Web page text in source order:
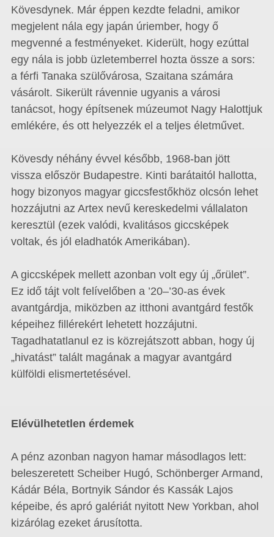
Kövesdynek. Már éppen kezdte feladni, amikor
megjelent nála egy japán úriember, hogy ő
megvenné a festményeket. Kiderült, hogy ezúttal
egy nála is jobb üzletemberrel hozta össze a sors:
a férfi Tanaka szülővárosa, Szaitana számára
vásárolt. Sikerült rávennie ugyanis a városi
tanácsot, hogy építsenek múzeumot Nagy Halottjuk
emlékére, és ott helyezzék el a teljes életművet.
Kövesdy néhány évvel később, 1968-ban jött
vissza először Budapestre. Kinti barátaitól hallotta,
hogy bizonyos magyar giccsfestőkhöz olcsón lehet
hozzájutni az Artex nevű kereskedelmi vállalaton
keresztül (ezek valódi, kvalitásos giccsképek
voltak, és jól eladhatók Amerikában).
A giccsképek mellett azonban volt egy új „őrület”.
Ez idő tájt volt felívelőben a ’20–’30-as évek
avantgárdja, miközben az itthoni avantgárd festők
képeihez fillérekért lehetett hozzájutni.
Tagadhatatlanul ez is közrejátszott abban, hogy új
„hivatást” talált magának a magyar avantgárd
külföldi elismertetésével.
Elévülhetetlen érdemek
A pénz azonban nagyon hamar másodlagos lett:
beleszeretett Scheiber Hugó, Schönberger Armand,
Kádár Béla, Bortnyik Sándor és Kassák Lajos
képeibe, és apró galériát nyitott New Yorkban, ahol
kizárólag ezeket árusította.